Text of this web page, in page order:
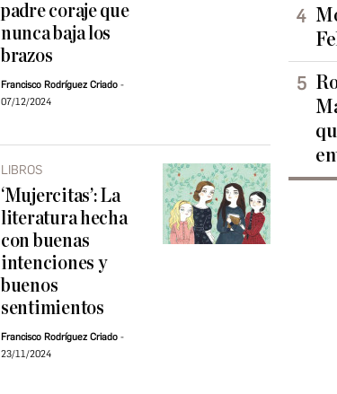
padre coraje que
nunca baja los
brazos
Francisco Rodríguez Criado
07/12/2024
LIBROS
‘Mujercitas’: La
literatura hecha
con buenas
intenciones y
buenos
sentimientos
Francisco Rodríguez Criado
23/11/2024